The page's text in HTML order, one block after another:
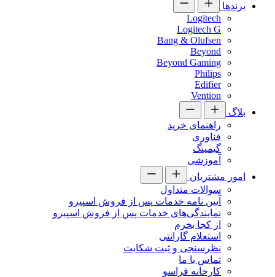
برندها
Logitech
Logitech G
Bang & Olufsen
Beyond
Beyond Gaming
Philips
Edifier
Vention
بلاگ
راهنمای خرید
فناوری
گیمینگ
آموزشی
امور مشتریان
سوالات متداول
آیین نامه خدمات پس از فروش اسپیرو
نمایندگی‌های خدمات پس از فروش اسپیرو
از کجا بخرم
استعلام گارانتی
نظرسنجی و ثبت شکایت
تماس با ما
کارخانه فراسو